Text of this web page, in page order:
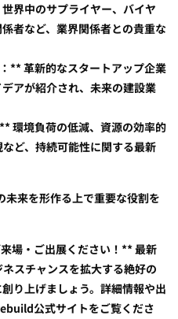
界中のサプライヤー、バイヤ
者など、業界関係者との貴重な
** 革新的なスタートアップ企業
アが紹介され、未来の建設業
環境負荷の低減、資源の効率的
ど、持続可能性に関する最新
来を形作る上で重要な役割を
場・ご出展ください！** 最新
スチャンスを拡大する絶好の
り上げましょう。詳細情報や出
公式サイトをご覧くださ